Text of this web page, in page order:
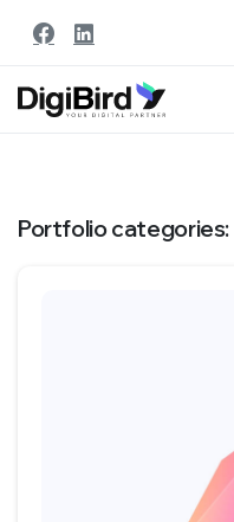
Portfolio categories: